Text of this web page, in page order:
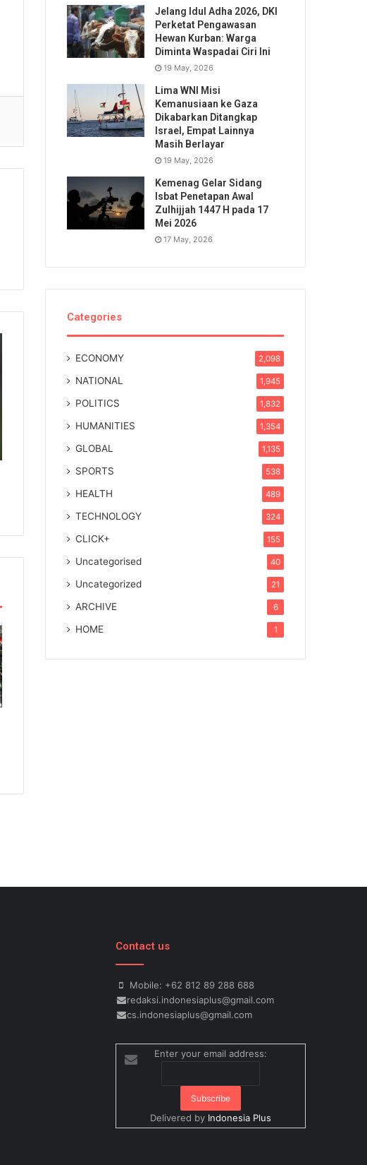
Jelang Idul Adha 2026, DKI
Perketat Pengawasan
Hewan Kurban: Warga
Diminta Waspadai Ciri Ini
19 May, 2026
Lima WNI Misi
Kemanusiaan ke Gaza
Dikabarkan Ditangkap
Israel, Empat Lainnya
Masih Berlayar
19 May, 2026
Kemenag Gelar Sidang
Isbat Penetapan Awal
Zulhijjah 1447 H pada 17
Mei 2026
17 May, 2026
Categories
ECONOMY 2,098
NATIONAL 1,945
POLITICS 1,832
HUMANITIES 1,354
GLOBAL 1,135
SPORTS 538
HEALTH 489
TECHNOLOGY 324
CLICK+ 155
Uncategorised 40
Uncategorized 21
ARCHIVE 6
HOME 1
Contact us
Mobile: +62 812 89 288 688
redaksi.indonesiaplus@gmail.com
cs.indonesiaplus@gmail.com
Enter your email address:
Delivered by Indonesia Plus